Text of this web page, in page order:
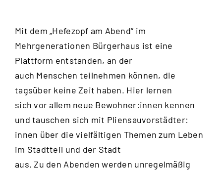
Mit dem „Hefezopf am Abend“ im
Mehrgenerationen Bürgerhaus ist eine
Plattform entstanden, an der
auch Menschen teilnehmen können, die
tagsüber keine Zeit haben. Hier lernen
sich vor allem neue Bewohner:innen kennen
und tauschen sich mit Pliensauvorstädter:
innen über die vielfältigen Themen zum Leben
im Stadtteil und der Stadt
aus. Zu den Abenden werden unregelmäßig